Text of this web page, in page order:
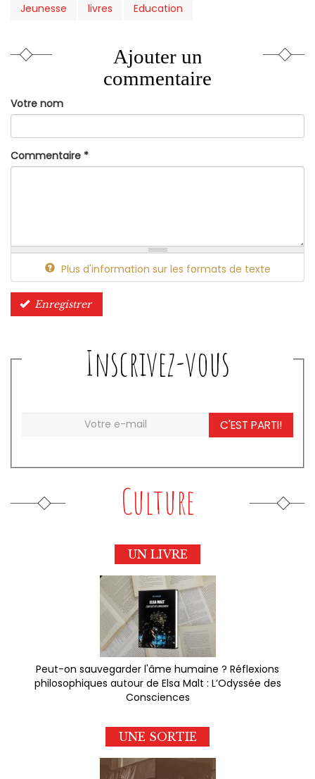
Jeunesse livres Education
Ajouter un
commentaire
Votre nom
Commentaire *
Plus d'information sur les formats de texte
Enregistrer
Inscrivez-vous
C'EST PARTI!
Culture
UN LIVRE
Peut-on sauvegarder l'âme humaine ? Réflexions
philosophiques autour de Elsa Malt : L’Odyssée des
Consciences
UNE SORTIE